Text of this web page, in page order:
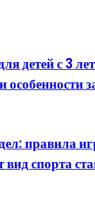
детей с 3
особенности
правила
вид спорта